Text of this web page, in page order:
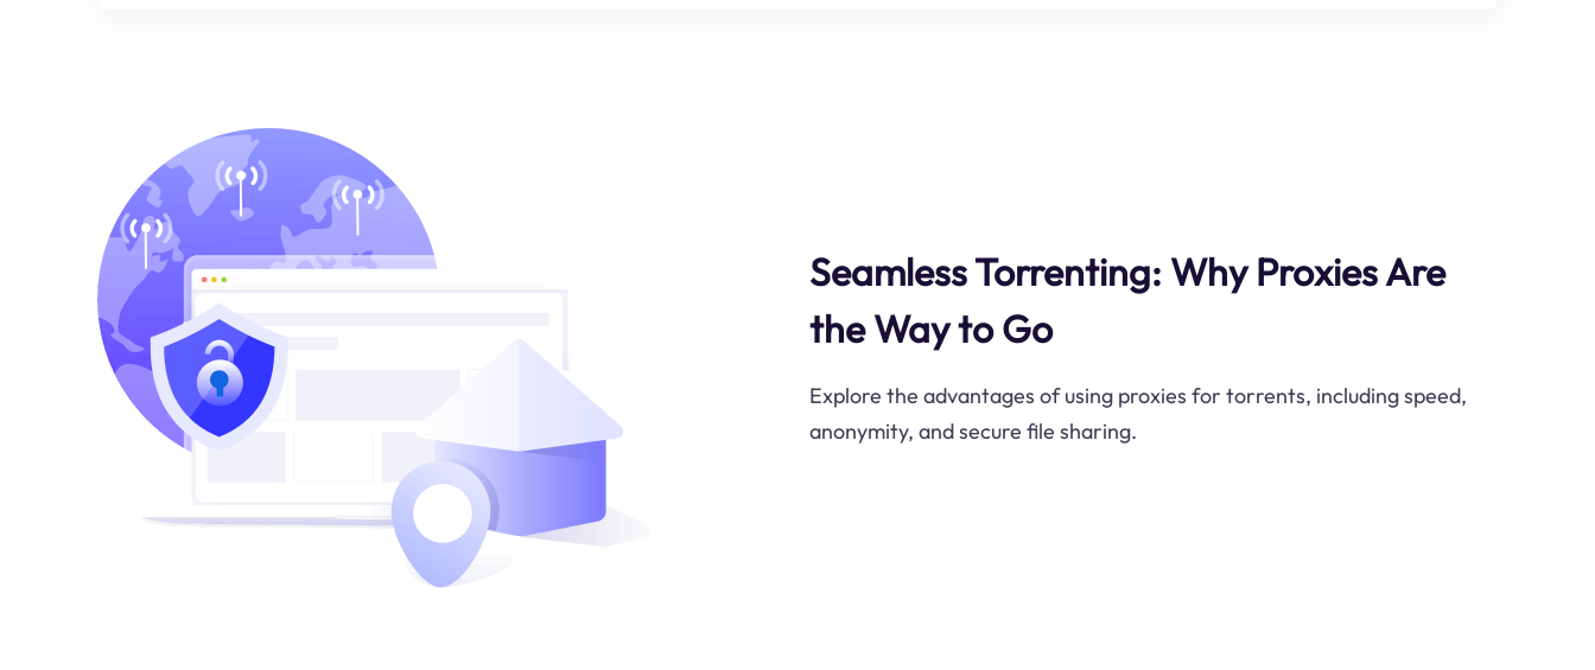
Seamless Torrenting: Why Proxies Are
the Way to Go
Explore the advantages of using proxies for torrents, including speed,
anonymity, and secure file sharing.